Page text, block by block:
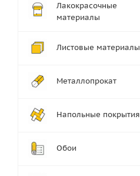
Лакокрасочные
материалы
Листовые материалы
Металлопрокат
Напольные покрытия
Обои